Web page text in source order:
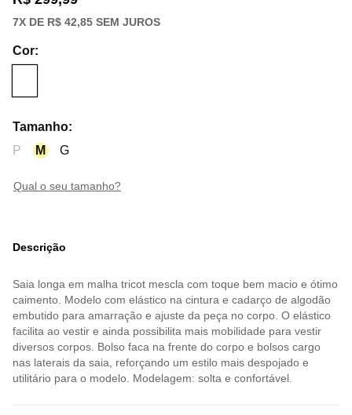
7X DE R$ 42,85 SEM JUROS
Cor:
Tamanho:
P
M G
qual o seu tamanho?
Descrição
Saia longa em malha tricot mescla com toque bem macio e ótimo
caimento. Modelo com elástico na cintura e cadarço de algodão
embutido para amarração e ajuste da peça no corpo. O elástico
facilita ao vestir e ainda possibilita mais mobilidade para vestir
diversos corpos. Bolso faca na frente do corpo e bolsos cargo
nas laterais da saia, reforçando um estilo mais despojado e
utilitário para o modelo. Modelagem: solta e confortável.